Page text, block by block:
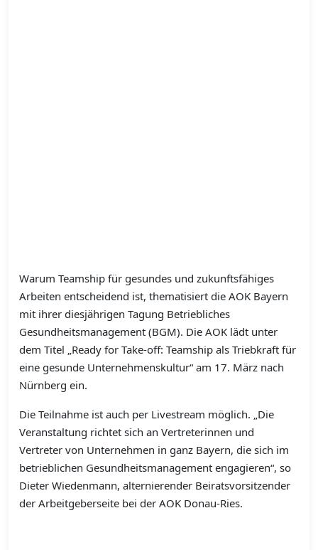
Warum Teamship für gesundes und zukunftsfähiges
Arbeiten entscheidend ist, thematisiert die AOK Bayern
mit ihrer diesjährigen Tagung Betriebliches
Gesundheitsmanagement (BGM). Die AOK lädt unter
dem Titel „Ready for Take-off: Teamship als Triebkraft für
eine gesunde Unternehmenskultur“ am 17. März nach
Nürnberg ein.
Die Teilnahme ist auch per Livestream möglich. „Die
Veranstaltung richtet sich an Vertreterinnen und
Vertreter von Unternehmen in ganz Bayern, die sich im
betrieblichen Gesundheitsmanagement engagieren“, so
Dieter Wiedenmann, alternierender Beiratsvorsitzender
der Arbeitgeberseite bei der AOK Donau-Ries.